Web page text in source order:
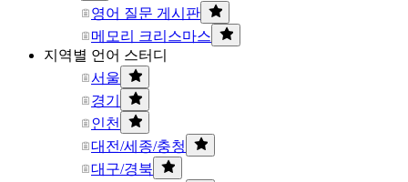
영어 질문 게시판
메모리 크리스마스
지역별 언어 스터디
서울
경기
인천
대전/세종/충청
대구/경북